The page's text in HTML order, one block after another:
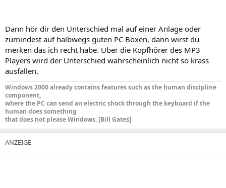
Dann hör dir den Unterschied mal auf einer Anlage oder
zumindest auf halbwegs guten PC Boxen, dann wirst du
merken das ich recht habe. Über die Kopfhörer des MP3
Players wird der Unterschied wahrscheinlich nicht so krass
ausfallen.
Windows 2000 already contains features such as the human discipline
component,
where the PC can send an electric shock through the keyboard if the
human does something
that does not please Windows. [Bill Gates]